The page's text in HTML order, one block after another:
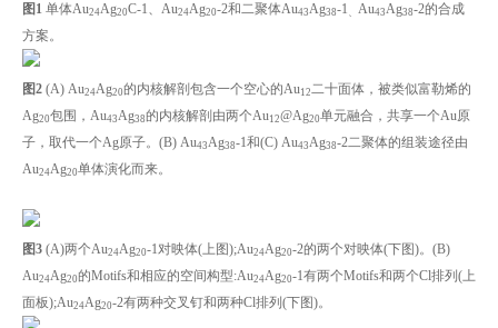
图1 单体Au24Ag20C-1、Au24Ag20-2和二聚体Au43Ag38-1 、 Au43Ag38-2的合成
方案。
图2 (A) Au24Ag20的内核解剖包含一个空心的Au12二十面体，被类似富勒烯的
Ag20包围，Au43Ag38的内核解剖由两个Au12@Ag20单元融合，共享一个Au原
子，取代一个Ag原子。(B) Au43Ag38-1和(C) Au43Ag38-2二聚体的组装途径由
Au24Ag20单体演化而来。
图3 (A)两个Au24Ag20-1对映体(上图);Au24Ag20-2的两个对映体(下图)。(B)
Au24Ag20的Motifs和相应的空间构型:Au24Ag20-1有两个Motifs和两个Cl排列(上
面板);Au24Ag20-2有两种交叉钉和两种Cl排列(下图)。